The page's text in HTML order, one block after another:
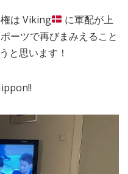
は Viking
に軍配が上
ーツで再びまみえること
と思います！